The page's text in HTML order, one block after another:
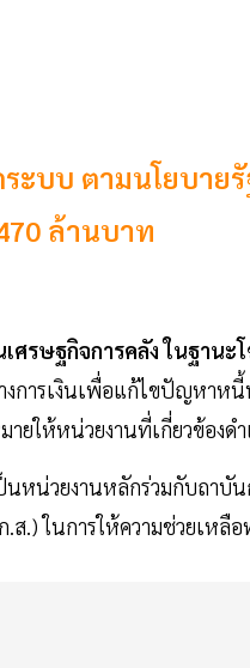
ะบบ ตามนโยบาย
ล้านบาท
ศรษฐกิจการคลัง ในฐานะ
การเงินเพื่อแก้ไขปัญหาหนี้
ให้หน่วยงานที่เกี่ยวข้องด
นหน่วยงานหลักร่วมกับถาบั
.) ในการให้ความช่วยเหลือ